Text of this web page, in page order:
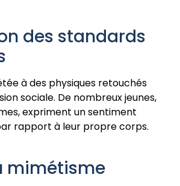
des standards
à des physiques retouchés
sociale. De nombreux jeunes,
expriment un sentiment
rapport à leur propre corps.
mimétisme